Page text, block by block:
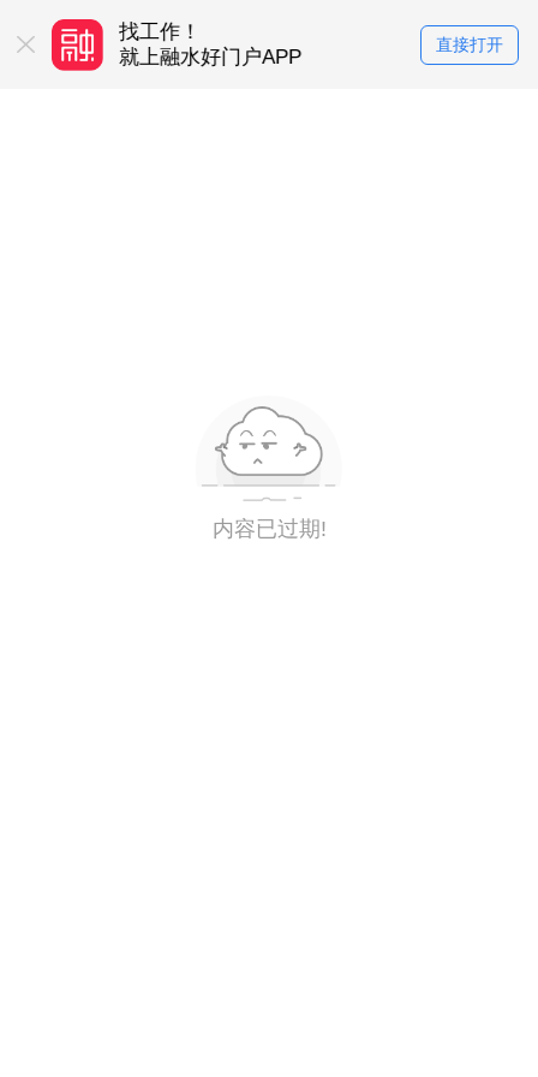
平台
找工作！
就上融水好门户APP
买房卖房！
就上融水好门
直接打开
内容已过期!